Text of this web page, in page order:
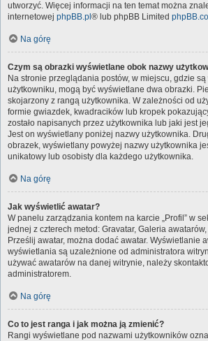
utworzyć. Więcej informacji na ten temat można
internetowej phpBB.pl ® lub phpBB Limited
Na górę
Czym są obrazki wyświetlane obok nazwy
Na stronie przeglądania postów, w miejscu, gdzie
użytkowniku, mogą być wyświetlane dwa obrazki.
skojarzony z rangą użytkownika. W zależności od
formie gwiazdek, kwadracików lub kropek
zostało napisanych przez użytkownika lub jaki jest
Jest on wyświetlany poniżej nazwy użytkownika.
obrazek, wyświetlany powyżej nazwy użytkownika
unikatowy lub osobisty dla każdego użytkownika.
Na górę
Jak wyświetlić awatar?
W panelu zarządzania kontem na karcie „Profil” w
jednej z czterech metod: Gravatar, Galeria
Prześlij awatar, można dodać awatar. Wyświetlanie
wyświetlania są uzależnione od administratora
używać awatarów na danej witrynie, należy
administratorem.
Na górę
Co to jest ranga i jak można ją zmienić?
Rangi wyświetlane pod nazwami użytkowników